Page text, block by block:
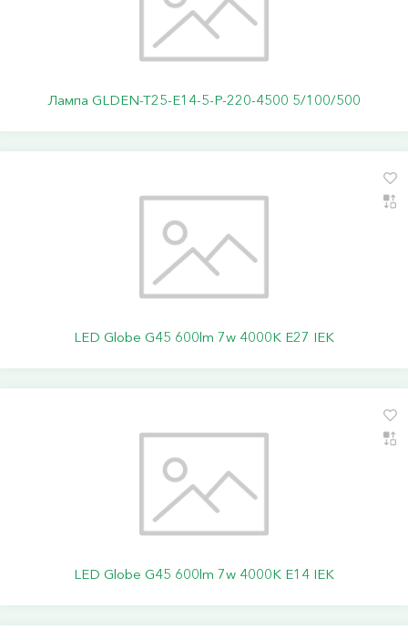
Лампа GLDEN-T25-E14-5-P-220-4500 5/100/500
LED Globe G45 600lm 7w 4000K E27 IEK
LED Globe G45 600lm 7w 4000K E14 IEK